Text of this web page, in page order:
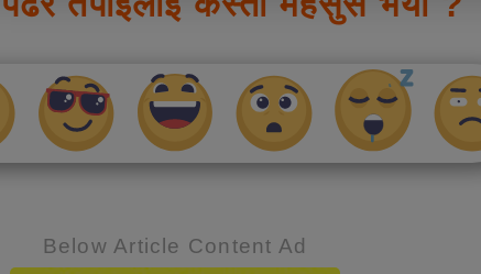
Below Article Content Ad